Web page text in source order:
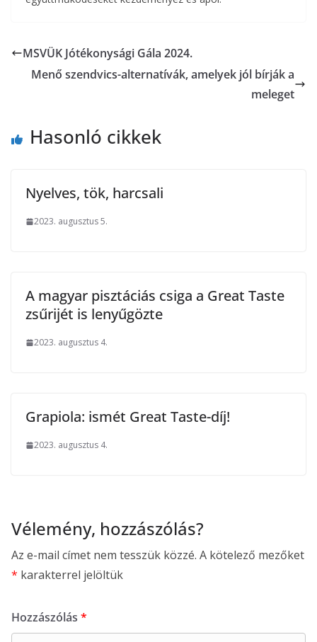
MSVÜK Jótékonysági Gála 2024.
Menő szendvics-alternatívák, amelyek jól bírják a
meleget
Hasonló cikkek
Nyelves, tök, harcsali
2023. augusztus 5.
A magyar pisztáciás csiga a Great Taste
zsűrijét is lenyűgözte
2023. augusztus 4.
Grapiola: ismét Great Taste-díj!
2023. augusztus 4.
Vélemény, hozzászólás?
Az e-mail címet nem tesszük közzé. A kötelező mezőket
* karakterrel jelöltük
Hozzászólás *